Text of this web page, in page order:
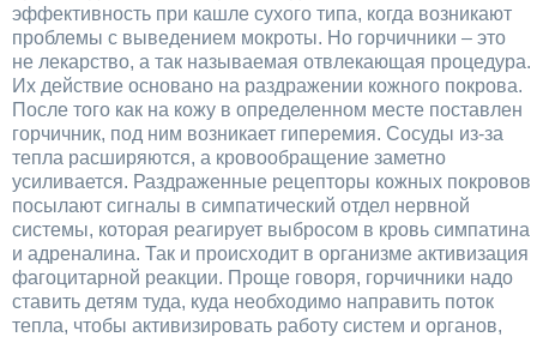
эффективность при кашле сухого типа, когда возникают
проблемы с выведением мокроты. Но горчичники – это
не лекарство, а так называемая отвлекающая процедура.
Их действие основано на раздражении кожного покрова.
После того как на кожу в определенном месте поставлен
горчичник, под ним возникает гиперемия. Сосуды из-за
тепла расширяются, а кровообращение заметно
усиливается. Раздраженные рецепторы кожных покровов
посылают сигналы в симпатический отдел нервной
системы, которая реагирует выбросом в кровь симпатина
и адреналина. Так и происходит в организме активизация
фагоцитарной реакции. Проще говоря, горчичники надо
ставить детям туда, куда необходимо направить поток
тепла, чтобы активизировать работу систем и органов,